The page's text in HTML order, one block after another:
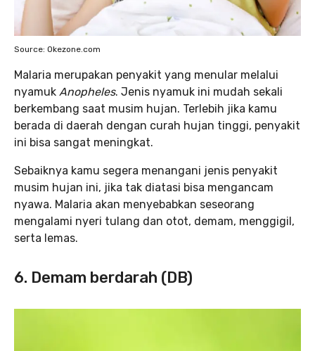
Source: Okezone.com
Malaria merupakan penyakit yang menular melalui
nyamuk Anopheles. Jenis nyamuk ini mudah sekali
berkembang saat musim hujan. Terlebih jika kamu
berada di daerah dengan curah hujan tinggi, penyakit
ini bisa sangat meningkat.
Sebaiknya kamu segera menangani jenis penyakit
musim hujan ini, jika tak diatasi bisa mengancam
nyawa. Malaria akan menyebabkan seseorang
mengalami nyeri tulang dan otot, demam, menggigil,
serta lemas.
6. Demam berdarah (DB)